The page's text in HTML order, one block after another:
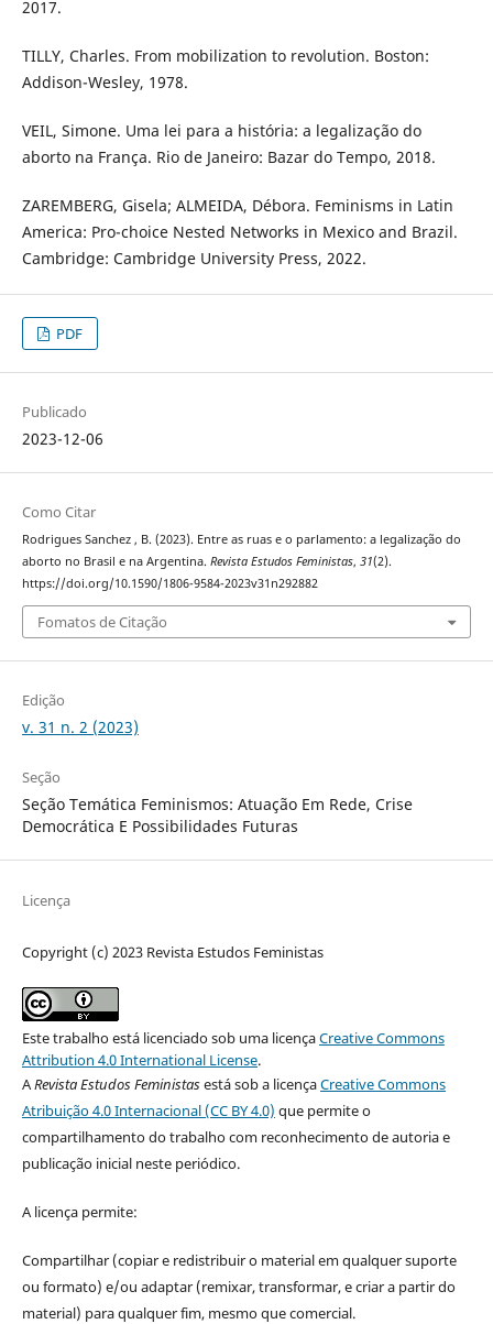
2017.
TILLY, Charles. From mobilization to revolution. Boston:
Addison-Wesley, 1978.
VEIL, Simone. Uma lei para a história: a legalização do
aborto na França. Rio de Janeiro: Bazar do Tempo, 2018.
ZAREMBERG, Gisela; ALMEIDA, Débora. Feminisms in Latin
America: Pro-choice Nested Networks in Mexico and Brazil.
Cambridge: Cambridge University Press, 2022.
PDF
Publicado
2023-12-06
Como Citar
Rodrigues Sanchez , B. (2023). Entre as ruas e o parlamento: a legalização do
aborto no Brasil e na Argentina. Revista Estudos Feministas, 31(2).
https://doi.org/10.1590/1806-9584-2023v31n292882
Fomatos de Citação
Edição
v. 31 n. 2 (2023)
Seção
Seção Temática Feminismos: Atuação Em Rede, Crise
Democrática E Possibilidades Futuras
Licença
Copyright (c) 2023 Revista Estudos Feministas
Este trabalho está licenciado sob uma licençaCreative Commons
Attribution 4.0 International License.
ARevista Estudos Feministasestá sob a licençaCreative Commons
Atribuição 4.0 Internacional (CC BY 4.0) que permite o
compartilhamento do trabalho com reconhecimento de autoria e
publicação inicial neste periódico.
A licença permite:
Compartilhar (copiar e redistribuir o material em qualquer suporte
ou formato) e/ou adaptar (remixar, transformar, e criar a partir do
material) para qualquer fim, mesmo que comercial.